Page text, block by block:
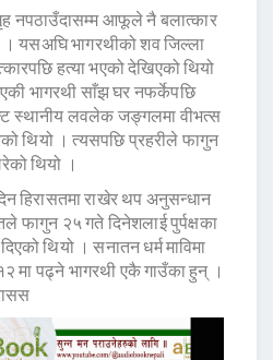
नपठाउँदासम्म आफूले नै बलात्कार
। यसअघि भागरथीको शव जिल्ला
हत्या भएको देखिएको थियो
भागरथी साँझ घर नफर्केपछि
स्थानीय लवलेक जङ्गलमा वीभत्स
थियो । त्यसपछि प्रहरीले फागुन
थियो ।
हिरासतमा राखेर थप अनुसन्धान
फागुन २५ गते दिनेशलाई पुर्पक्षका
थियो । सनातन धर्म माविमा
मा पढ्ने भागरथी एकै गाउँका हुन् ।